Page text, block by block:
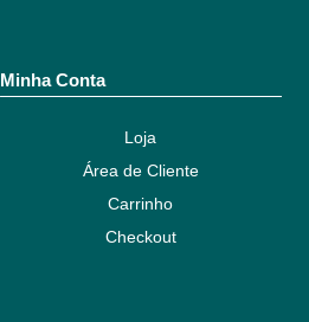
Minha Conta
Loja
Área de Cliente
Carrinho
Checkout